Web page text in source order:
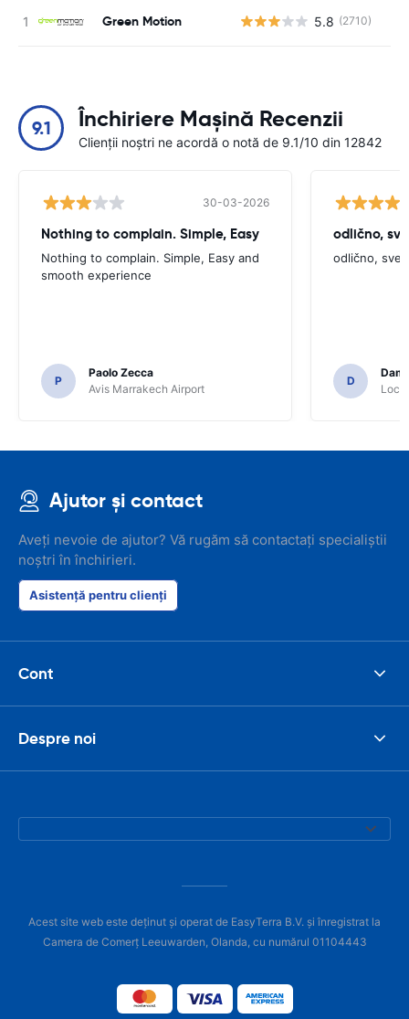
Green Motion 5.8 (2710)
9.1 Închiriere Mașină Recenzii
Clienții noștri ne acordă o notă de 9.1/10 din 12842
30-03-2026
Nothing to complain. Simple, Easy
Nothing to complain. Simple, Easy and
smooth experience
P
Paolo Zecca
Avis Marrakech Airport
odlično,
odlično, sve
D
Ajutor și contact
Aveți nevoie de ajutor? Vă rugăm să contactați specialiștii
noștri în închirieri.
Asistență pentru clienți
Cont
Despre noi
Acest site web este deținut și operat de EasyTerra B.V. și înregistrat la
Camera de Comerț Leeuwarden, Olanda, cu numărul 01104443